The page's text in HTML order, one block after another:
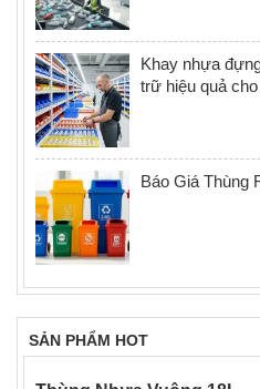
Khay nhựa
trữ hiệu quả
Báo Giá Thùng
SẢN PHẨM HOT